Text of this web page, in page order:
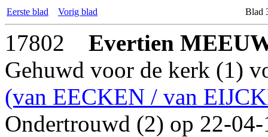
Eerste blad Vorig blad Blad
17802 Evertien
Gehuwd voor de kerk (1)
(van EECKEN / van
Ondertrouwd (2) op 22-